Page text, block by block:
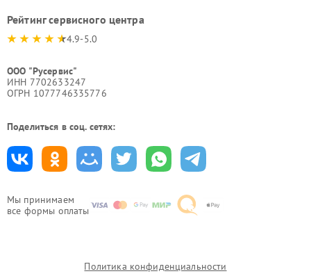
Мы принимаем
все формы оплаты
Рейтинг сервисного центра
4.9-5.0
ООО "Русервис"
ИНН 7702633247
ОГРН 1077746335776
Поделиться в соц. сетях:
Политика конфиденциальности